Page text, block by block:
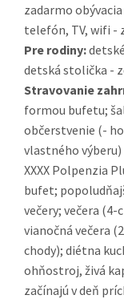
zadarmo
telefón, TV, wifi -
Pre rodiny:
detská stolička -
Stravovanie
formou bufetu;
občerstvenie (-
vlastného výberu)
XXXX Polpenzia
bufet;
večery; večera (4-
vianočná večera
chody); diétna
ohňostroj, živá
začínajú v deň